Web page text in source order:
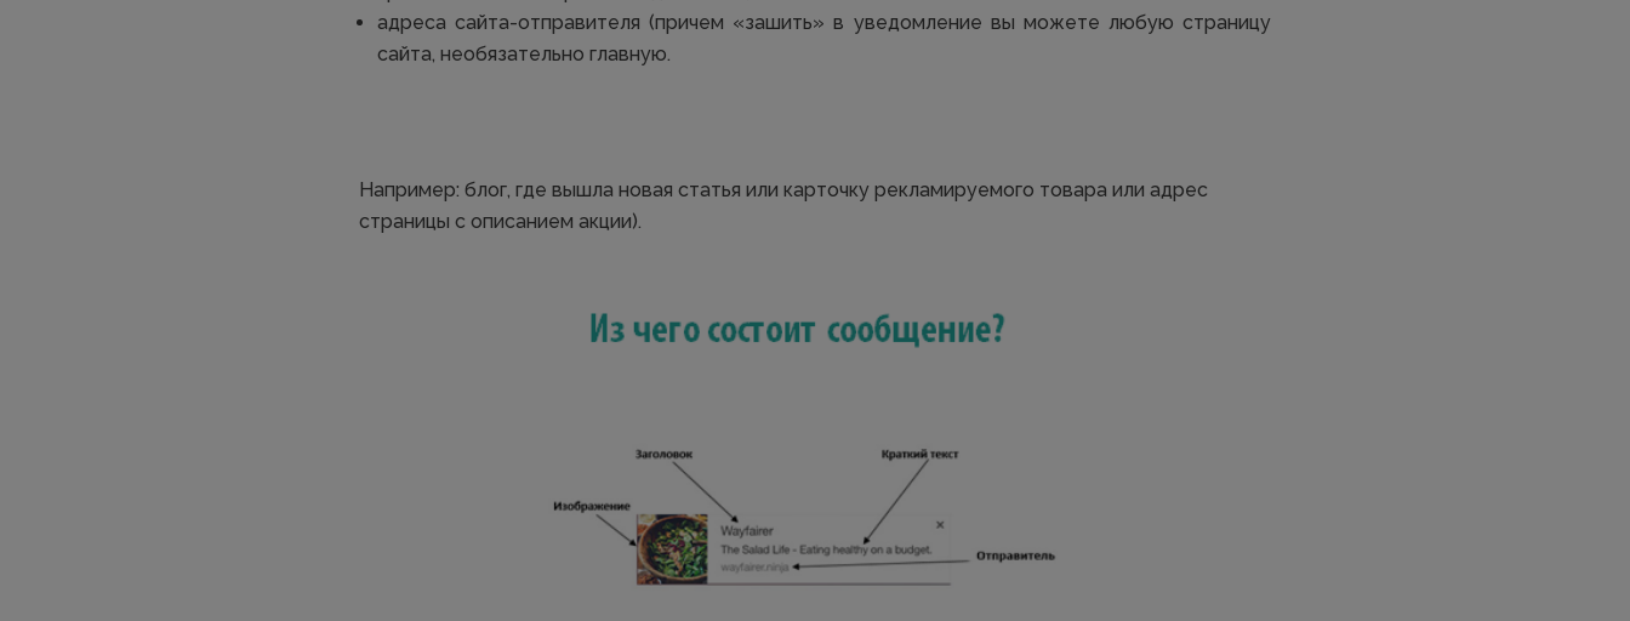
адреса сайта-отправителя (причем «зашить» в уведомление вы можете любую страницу
сайта, необязательно главную.
Например: блог, где вышла новая статья или карточку рекламируемого товара или адрес
страницы с описанием акции).